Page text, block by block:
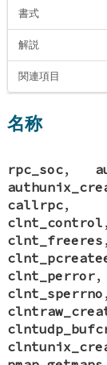
書式
解説
関連項目
名称
rpc_soc,
callrpc,
clnt_control
clnt_freeres
clnt_perror
clnt_sperrno